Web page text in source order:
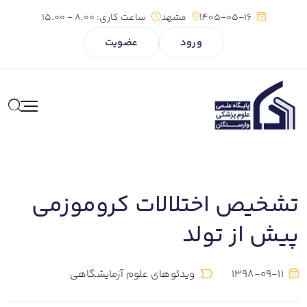
1405-05-16 مشهد ساعت کاری:
ورود عضویت
تشخیص اختلالات کروموزمی
پیش از تولد
1398-09-11 ویدئوهای علوم آزمایشگاهی